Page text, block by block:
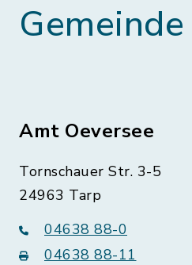
Amt Oeversee
Tornschauer Str. 3-5
24963 Tarp
04638 88-0
04638 88-11